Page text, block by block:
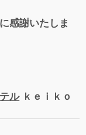
感謝いたしま
ルｋｅｉｋｏ